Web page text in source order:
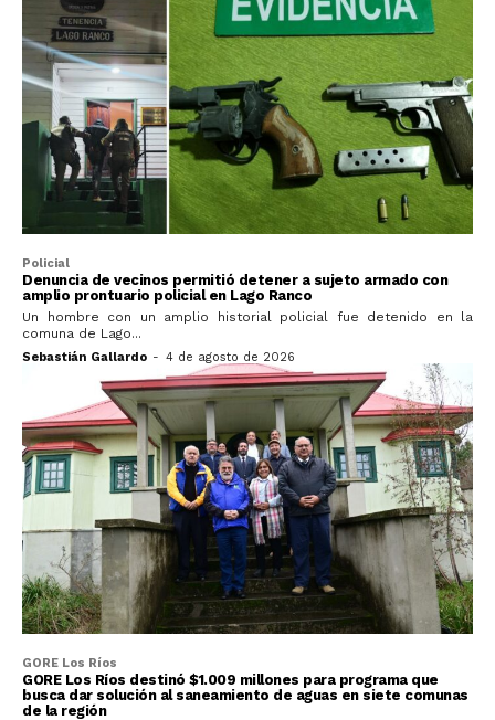
Policial
Denuncia de vecinos permitió detener a sujeto armado con
amplio prontuario policial en Lago Ranco
Un hombre con un amplio historial policial fue detenido en la
comuna de Lago...
Sebastián Gallardo - 4 de agosto de 2026
GORE Los Ríos
GORE Los Ríos destinó $1.009 millones para programa que
busca dar solución al saneamiento de aguas en siete comunas
de la región